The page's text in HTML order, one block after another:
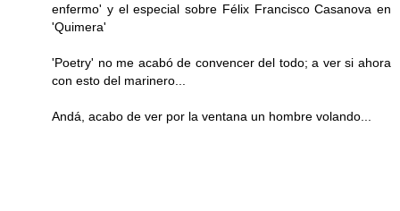
enfermo' y el especial sobre Félix Francisco Casanova en
'Quimera'
'Poetry' no me acabó de convencer del todo; a ver si ahora
con esto del marinero...
Andá, acabo de ver por la ventana un hombre volando...